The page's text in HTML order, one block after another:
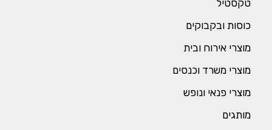
טקסטיל
כוסות ובקבוקים
מוצרי אירוח ובית
מוצרי משרד וכנסים
מוצרי פנאי ונופש
מותגים